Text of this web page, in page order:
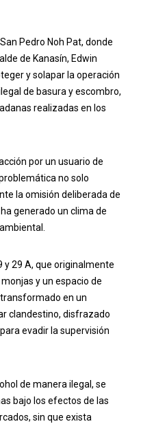
Pedro Noh Pat, donde
de Kanasín, Edwin
y solapar la operación
de basura y escombro,
realizadas en los
por un usuario de
no solo
la omisión deliberada de
generado un clima de
y 29 A, que originalmente
y un espacio de
en un
clandestino, disfrazado
evadir la supervisión
de manera ilegal, se
bajo los efectos de las
sin que exista